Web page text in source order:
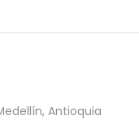
Antioquia